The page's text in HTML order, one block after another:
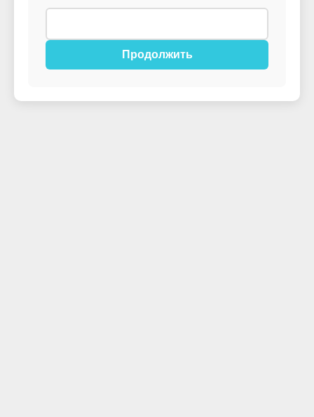
Продолжить